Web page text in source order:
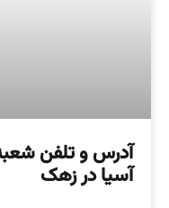
آدرس و تلفن
آسیا در زهک